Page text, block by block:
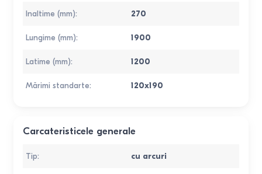
Inaltime (mm): 270
Lungime (mm): 1900
Latime (mm): 1200
Mărimi standarte: 120x190
Carcateristicele generale
Tip: cu arcuri